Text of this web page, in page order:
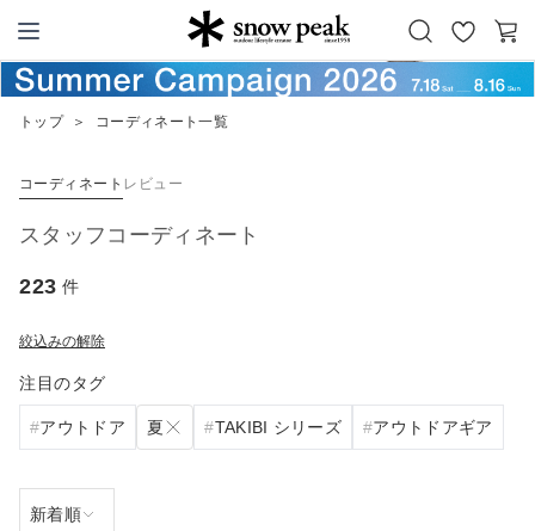
Snow Peak
お
気
カ
ー
トップ ＞ コーディネート一覧
コーディネート レビュー
スタッフコーディネート
223 件
絞込みの解除
注目のタグ
アウトドア 夏 TAKIBI シリーズ アウトドアギア